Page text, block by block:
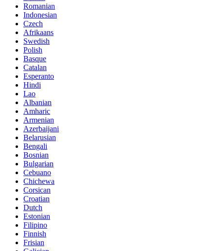
Romanian
Indonesian
Czech
Afrikaans
Swedish
Polish
Basque
Catalan
Esperanto
Hindi
Lao
Albanian
Amharic
Armenian
Azerbaijani
Belarusian
Bengali
Bosnian
Bulgarian
Cebuano
Chichewa
Corsican
Croatian
Dutch
Estonian
Filipino
Finnish
Frisian